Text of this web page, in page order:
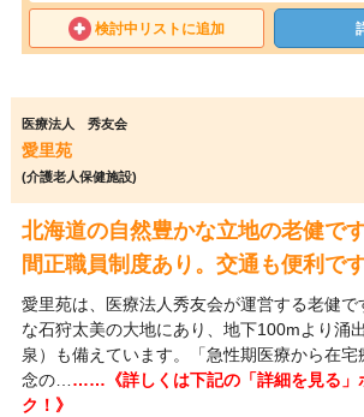
検討中リストに追加
医療法人 秀友会
愛里苑
(介護老人保健施設)
北海道の自然豊かな立地の老健で
間正職員制度あり。交通も便利です
愛里苑は、医療法人秀友会が運営する老健
な石狩太美の大地にあり、地下100mより涌
泉）も備えています。「急性期医療から在宅
念の… ……《詳しくは下記の「詳細を見る」
ク！》